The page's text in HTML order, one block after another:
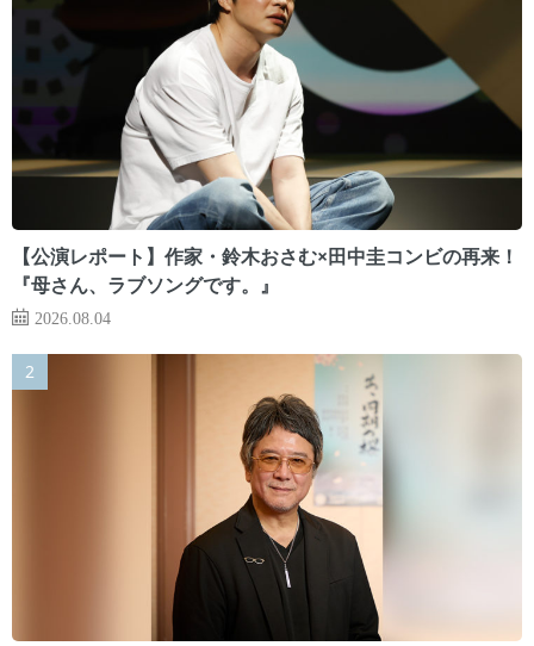
【公演レポート】作家・鈴木おさむ×田中圭コンビの再来！
『母さん、ラブソングです。』
2026.08.04